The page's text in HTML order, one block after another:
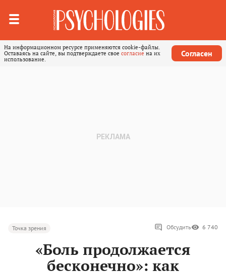
На информационном ресурсе применяются cookie-файлы.
Оставаясь на сайте, вы подтверждаете свое согласие на их
использование.
Согласен
Точка зрения Обсудить 6 740
«Боль продолжается
бесконечно»: как